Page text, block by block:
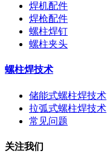
焊机配件
焊枪配件
螺柱焊钉
螺柱夹头
螺柱焊技术
储能式螺柱焊技术
拉弧式螺柱焊技术
常见问题
关注我们